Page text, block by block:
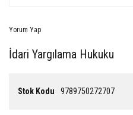
Yorum Yap
İdari Yargılama Hukuku
Stok Kodu 9789750272707